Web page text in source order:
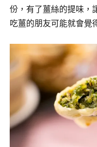
份，有了薑絲的提味，
吃薑的朋友可能就會覺